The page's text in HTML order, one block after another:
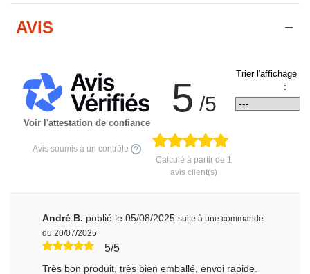
AVIS
Voir l'attestation de confiance
Avis soumis à un contrôle
5 /5
Calculé à partir de 1
avis client(s)
Trier l'affichage
:
André B. publié le 05/08/2025 suite à une commande
du 20/07/2025
5/5
Très bon produit, très bien emballé, envoi rapide.